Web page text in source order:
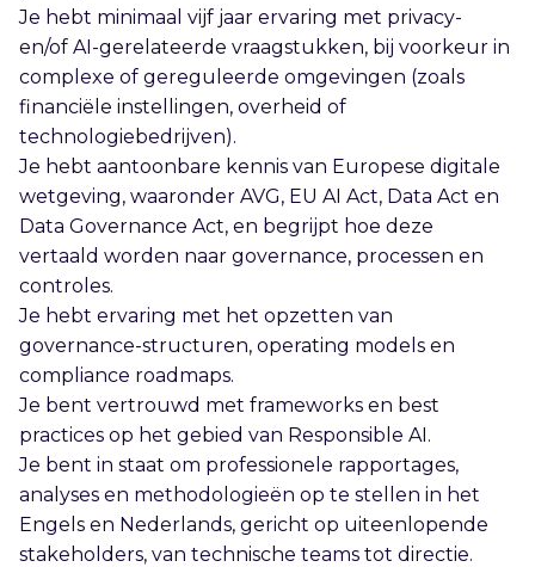
Je hebt minimaal vijf jaar ervaring met privacy-
en/of AI-gerelateerde vraagstukken, bij voorkeur in
complexe of gereguleerde omgevingen (zoals
financiële instellingen, overheid of
technologiebedrijven).
Je hebt aantoonbare kennis van Europese digitale
wetgeving, waaronder AVG, EU AI Act, Data Act en
Data Governance Act, en begrijpt hoe deze
vertaald worden naar governance, processen en
controles.
Je hebt ervaring met het opzetten van
governance-structuren, operating models en
compliance roadmaps.
Je bent vertrouwd met frameworks en best
practices op het gebied van Responsible AI.
Je bent in staat om professionele rapportages,
analyses en methodologieën op te stellen in het
Engels en Nederlands, gericht op uiteenlopende
stakeholders, van technische teams tot directie.